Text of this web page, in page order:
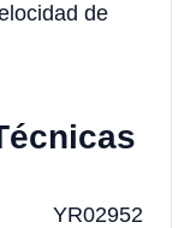
de
YR02952